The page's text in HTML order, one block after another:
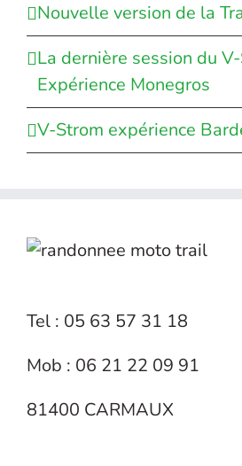
Nouvelle version de la
La dernière session du
Expérience Monegros
V-Strom expérience
Tel : 05 63 57 31 18
Mob : 06 21 22 09 91
81400 CARMAUX